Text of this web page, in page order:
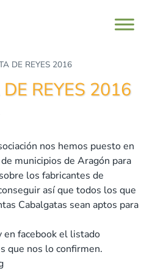
DE REYES 2016
REYES 2016
nos hemos puesto en
municipios de Aragón para
los fabricantes de
así que todos los que
Cabalgatas sean aptos para
en facebook el listado
que nos lo confirmen.